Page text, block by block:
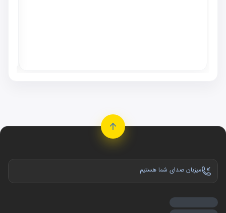
میزبان صدای شما هستیم